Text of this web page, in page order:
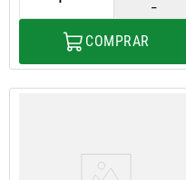
－
COMPRAR